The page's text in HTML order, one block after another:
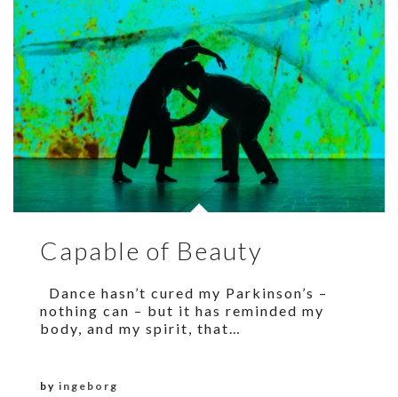
Capable of Beauty
Dance hasn’t cured my Parkinson’s –
nothing can – but it has reminded my
body, and my spirit, that…
by ingeborg